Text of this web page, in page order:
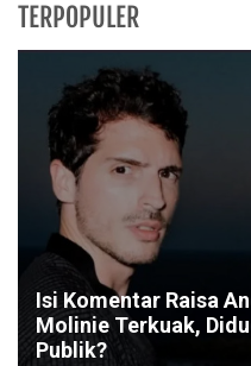
TERPOPULER
Isi Komentar Raisa
Molinie Terkuak,
Publik?